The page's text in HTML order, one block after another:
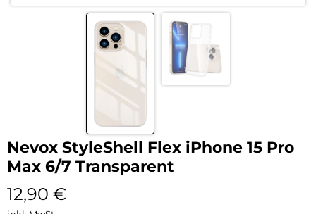
Nevox StyleShell Flex iPhone 15 Pro
Max 6/7 Transparent
12,90 €